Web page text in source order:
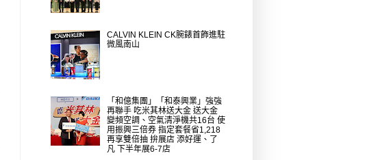
CALVIN KLEIN CK腕錶首飾進駐
微風南山
「和億集團」「和泰興業」強強
再聯手 吃米其林送大金 送大金
變頻空調、空氣清淨機共16台 使
用振興三倍券 指定套餐省1,218
再享雙倍抽 拚展店 添好運、了
凡 下半年展6-7店